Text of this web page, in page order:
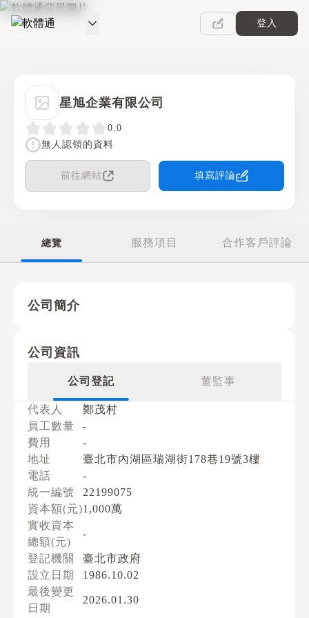
軟體通
登入
星旭企業有限公司
0.0
無人認領的資料
前往網站 填寫評論
總覽 服務項目 合作客戶評論
公司簡介
公司資訊
公司登記 董監事
代表人
鄭茂村
員工數量
-
費用
-
地址
臺北市內湖區瑞湖街178巷19號3樓
電話
-
統一編號
22199075
資本額(元)1,000萬
實收資本
總額(元)
-
登記機關
臺北市政府
設立日期
1986.10.02
最後變更
日期
2026.01.30